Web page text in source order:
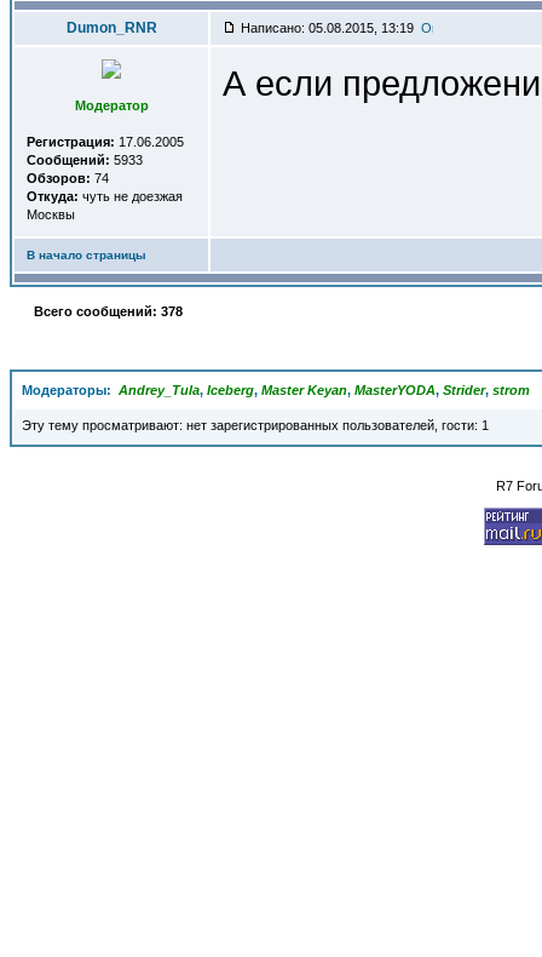
Dumon_RNR Написано: 05.08.2015, 13:19
Модератор
Регистрация: 17.06.2005
Сообщений: 5933
Обзоров: 74
Откуда: чуть не доезжая
Москвы
А если
В начало страницы
Всего сообщений: 378
Модераторы: Andrey_Tula, Iceberg, Master Keyan, MasterYODA, Strider, strom
Эту тему просматривают: нет зарегистрированных пользователей, гости: 1
R7